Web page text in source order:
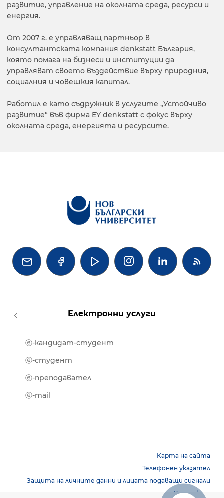
развитие, управление на околната среда, ресурси и
енергия.
От 2007 г. е управляващ партньор в
консултантската компания denkstatt България,
която помага на бизнеси и институции да
управляват своето въздействие върху природния,
социалния и човешкия капитал.
Работил е като съдружник в услугите „Устойчиво
развитие“ във фирма EY denkstatt с фокус върху
околната среда, енергията и ресурсите.
   
Електронни услуги
ⓔ-кандидат-студент
ⓔ-студент
ⓔ-преподавател
ⓔ-mail
Карта на сайта
Телефонен указател
Защита на личните данни и лицата подаващи сигнали
Контакти